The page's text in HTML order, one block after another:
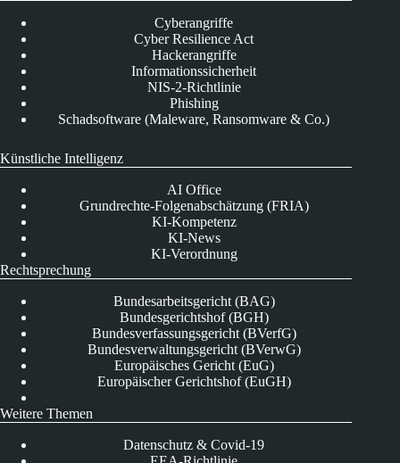
Cyberangriffe
Cyber Resilience Act
Hackerangriffe
Informationssicherheit
NIS-2-Richtlinie
Phishing
Schadsoftware (Maleware, Ransomware & Co.)
Künstliche Intelligenz
AI Office
Grundrechte-Folgenabschätzung (FRIA)
KI-Kompetenz
KI-News
KI-Verordnung
Rechtsprechung
Bundesarbeitsgericht (BAG)
Bundesgerichtshof (BGH)
Bundesverfassungsgericht (BVerfG)
Bundesverwaltungsgericht (BVerwG)
Europäisches Gericht (EuG)
Europäischer Gerichtshof (EuGH)
Weitere Themen
Datenschutz & Covid-19